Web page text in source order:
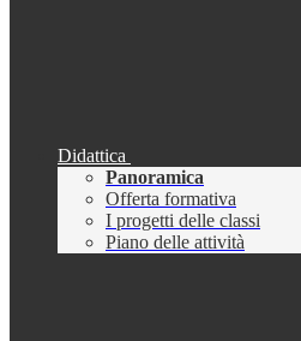
Didattica
Panoramica
Offerta formativa
I progetti delle classi
Piano delle attività